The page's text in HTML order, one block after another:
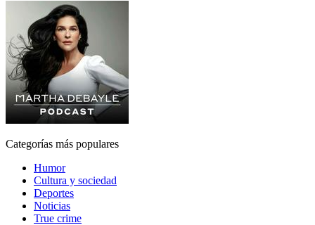
Categorías más populares
Humor
Cultura y sociedad
Deportes
Noticias
True crime